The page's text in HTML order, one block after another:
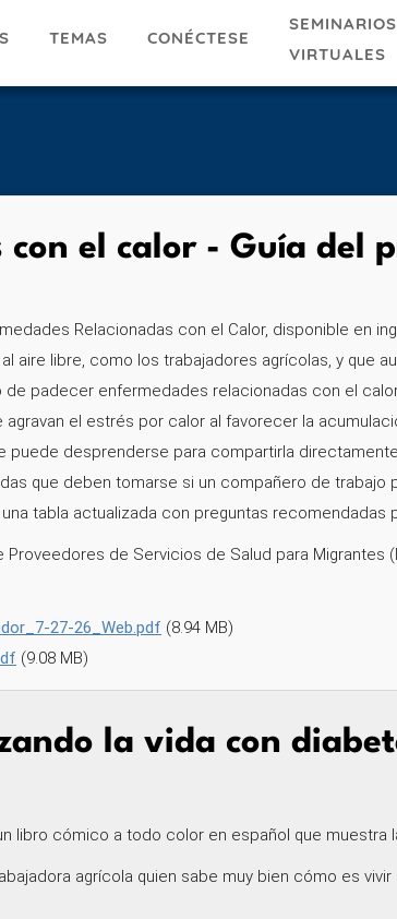
TEMAS CONÉCTESE
SEMINARIOS
VIRTUALES
con el calor - Guía del
Relacionadas con el Calor, disponible en
aire libre, como los trabajadores agrícolas, y que
padecer enfermedades relacionadas con el
el estrés por calor al favorecer la
puede desprenderse para compartirla
que deben tomarse si un compañero de
tabla actualizada con preguntas
de Servicios de Salud para Migrantes
27-26_Web.pdf (8.94 MB)
(9.08 MB)
la vida con
libro cómico a todo color en español que
agrícola quien sabe muy bien cómo es